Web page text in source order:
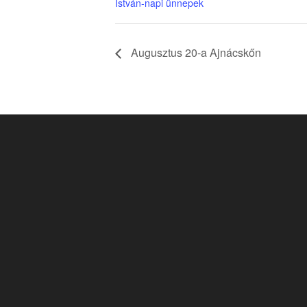
István-napi ünnepek
Augusztus 20-a Ajnácskőn